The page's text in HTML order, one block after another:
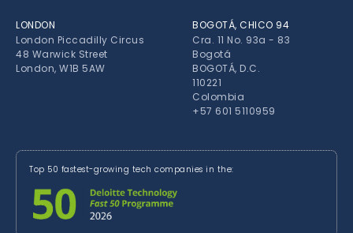
LONDON
London Piccadilly Circus
48 Warwick Street
London, W1B 5AW
BOGOTÁ, CHICO 94
Cra. 11 No. 93a - 83
Bogotá
BOGOTÁ, D.C.
110221
Colombia
+57 601 5110959
Top 50 fastest-growing tech companies in the: